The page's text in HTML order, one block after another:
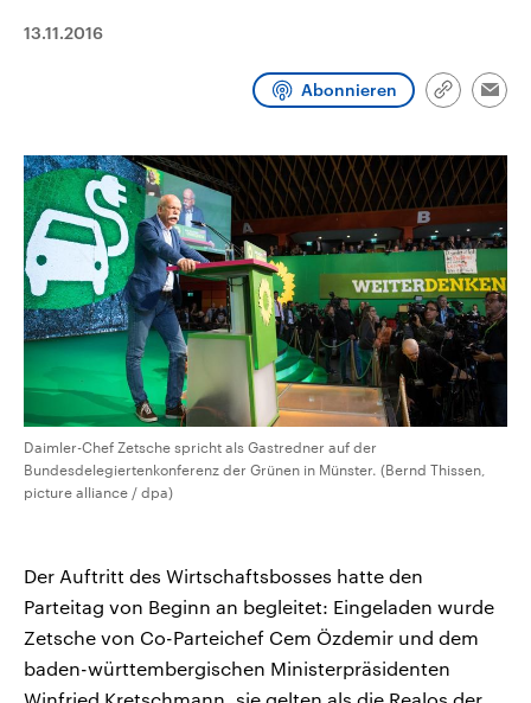
und Hintergründe zu den Parteien
und Kandidaten der anstehenden
Sendungen
13.11.2016
Abonnieren
Link
Daimler-Chef Zetsche spricht als Gastredner auf der
Bundesdelegiertenkonferenz der Grünen in Münster. (Bernd Thissen,
picture alliance / dpa)
Der Auftritt des Wirtschaftsbosses hatte den
Parteitag von Beginn an begleitet: Eingeladen wurde
Zetsche von Co-Parteichef Cem Özdemir und dem
baden-württembergischen Ministerpräsidenten